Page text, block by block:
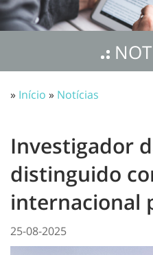
» Início » Notícias
Investigador
distinguido
internacional
25-08-2025